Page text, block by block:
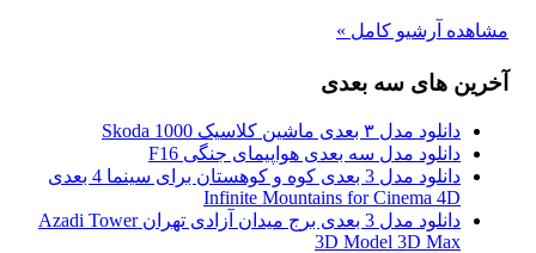
مشاهده آرشیو کامل »
آخرین های سه بعدی
دانلود مدل ۳ بعدی ماشین کلاسیک Skoda 1000
دانلود مدل سه بعدی هواپیمای جنگی F16
دانلود مدل 3 بعدی کوه و کوهستان برای سینما 4 بعدی
Infinite Mountains for Cinema 4D
دانلود مدل 3 بعدی برج میدان آزادی تهران Azadi Tower
3D Model 3D Max